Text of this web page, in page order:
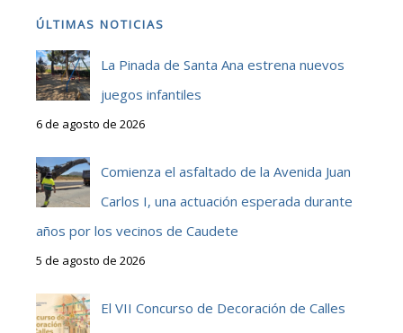
ÚLTIMAS NOTICIAS
La Pinada de Santa Ana estrena nuevos
juegos infantiles
6 de agosto de 2026
Comienza el asfaltado de la Avenida Juan
Carlos I, una actuación esperada durante
años por los vecinos de Caudete
5 de agosto de 2026
El VII Concurso de Decoración de Calles